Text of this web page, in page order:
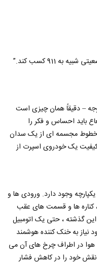
“رویای طراحان این است که Mission E وضعیتی شبیه به 911 کسب کند.”
– دقیقاً همان چیزی است
باید احساس و فکر را
خطوط مجسمه ای از یک سدان
ارتفاع 51.1 اینچی با کیفیت یک خودروی اسپرت از
وجود دارد. ورودی ها و
ها و قسمت های عقب
گذشته ، حتی یک اتومبیل
نیاز به خنک کننده هوشمند
هوا در اطراف چرخ های آن می
نقش خود را در کاهش فشار